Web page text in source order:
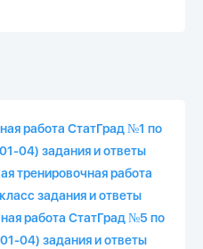
работа СтатГрад №1 по
04) задания и ответы
тренировочная работа
задания и ответы
работа СтатГрад №5 по
04) задания и ответы